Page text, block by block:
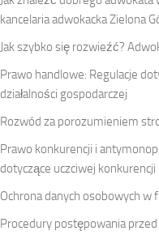
kancelaria adwokacka Zielona
Jak szybko się rozwieźć?
Prawo handlowe: Regulacje
działalności gospodarczej
Rozwód za porozumieniem
Prawo konkurencji i
dotyczące uczciwej konkurencji
Ochrona danych osobowych w
Procedury postępowania